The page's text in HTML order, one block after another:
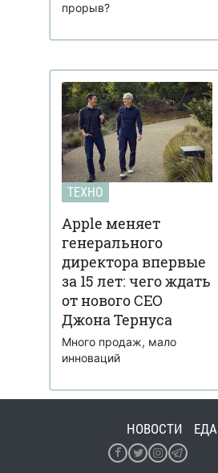
прорыв?
ТЕХНО
Apple меняет
генерального
директора впервые
за 15 лет: чего ждать
от нового CEO
Джона Тернуса
Много продаж, мало
инноваций
НОВОСТИ ЕДА